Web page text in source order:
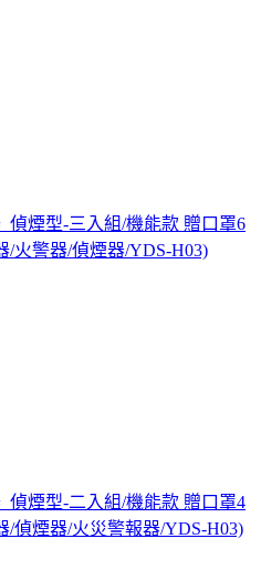
偵煙型-三入組/機能款 贈口罩6
/火警器/偵煙器/YDS-H03)
偵煙型-二入組/機能款 贈口罩4
/偵煙器/火災警報器/YDS-H03)